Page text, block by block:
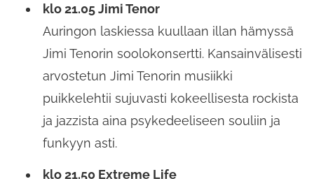
klo 21.05 Jimi Tenor
Auringon laskiessa kuullaan illan hämyssä
Jimi Tenorin soolokonsertti. Kansainvälisesti
arvostetun Jimi Tenorin musiikki
puikkelehtii sujuvasti kokeellisesta rockista
ja jazzista aina psykedeeliseen souliin ja
funkyyn asti.
klo 21.50 Extreme Life